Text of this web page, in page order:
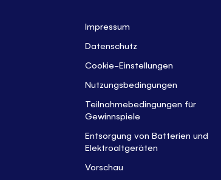
Impressum
Datenschutz
Cookie-Einstellungen
Nutzungsbedingungen
Teilnahmebedingungen für
Gewinnspiele
Entsorgung von Batterien und
Elektroaltgeräten
Vorschau